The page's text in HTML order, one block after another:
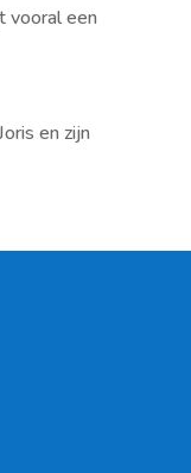
vooral een
en zijn